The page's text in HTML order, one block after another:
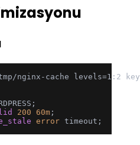
nginx-cache levels=1:2
200 60m ;
error timeout;